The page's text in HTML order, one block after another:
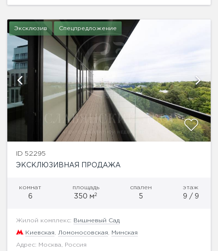
Эксклюзив Спецпредложение
ID 52295
ЭКСКЛЮЗИВНАЯ ПРОДАЖА
комнат
6
площадь
350 м2
спален
5
этаж
9 / 9
Жилой комплекс: Вишневый Сад
Киевская Ломоносовская Минская
Адрес: Москва, Россия